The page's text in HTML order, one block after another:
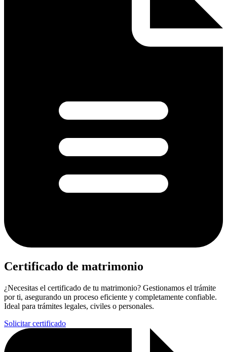
Certificado de matrimonio
¿Necesitas el certificado de tu matrimonio? Gestionamos el trámite
por ti, asegurando un proceso eficiente y completamente confiable.
Ideal para trámites legales, civiles o personales.
Solicitar certificado